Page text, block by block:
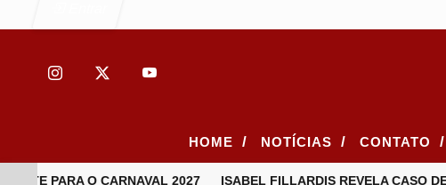
HOME / NOTÍCIAS / CONTATO /
PARA O CARNAVAL 2027 ISABEL FILLARDIS REVELA CASO DE